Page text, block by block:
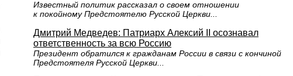
Известный политик рассказал о своем отношении
к покойному Предстоятелю Русской Церкви...
Дмитрий Медведев: Патриарх Алексий II осознавал
ответственность за всю Россию
Президент обратился к гражданам России в связи с кончиной
Предстоятеля Русской Церкви...